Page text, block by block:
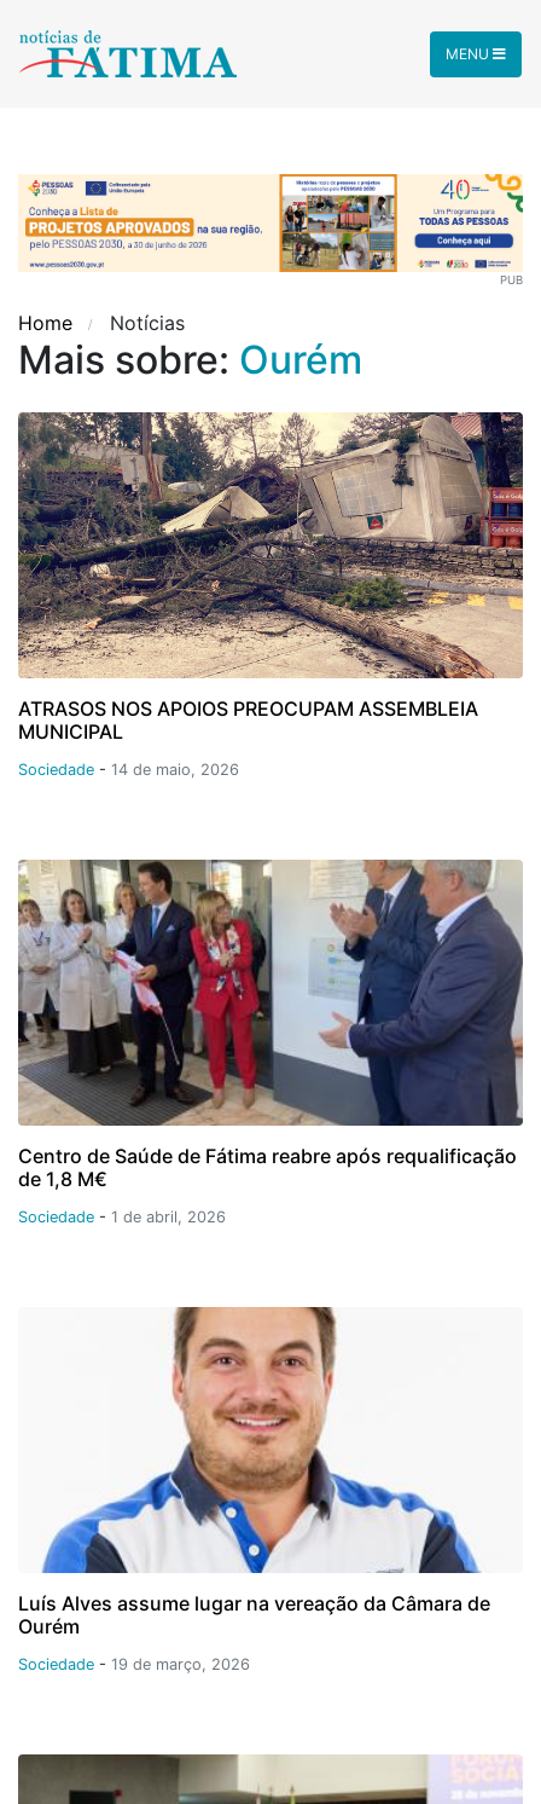
MENU
PUB
Home Notícias
Mais sobre: Ourém
ATRASOS NOS APOIOS PREOCUPAM ASSEMBLEIA
MUNICIPAL
Sociedade - 14 de maio, 2026
Centro de Saúde de Fátima reabre após requalificação
de 1,8 M€
Sociedade - 1 de abril, 2026
Luís Alves assume lugar na vereação da Câmara de
Ourém
Sociedade - 19 de março, 2026